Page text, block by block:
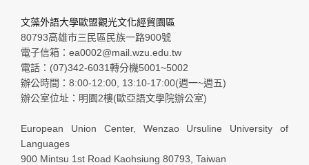
文藻外語大學歐盟觀光文化經貿園區
80793高雄市三民區民族一路900號
電子信箱：ea0002@mail.wzu.edu.tw
電話：(07)342-6031轉分機5001~5002
辦公時間：8:00-12:00, 13:10-17:00(週一~週五)
辦公室位址：明園2樓(歐亞語文學院辦公室)
European Union Center, Wenzao Ursuline University of
Languages
900 Mintsu 1st Road Kaohsiung 80793, Taiwan